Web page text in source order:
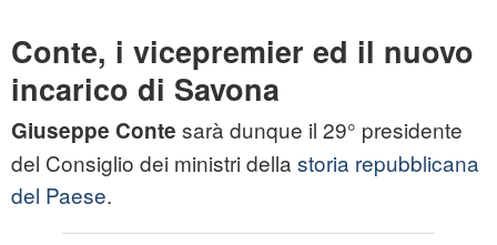
Conte, i vicepremier ed il nuovo
incarico di Savona
Giuseppe Conte sarà dunque il 29° presidente
del Consiglio dei ministri della storia repubblicana
del Paese.